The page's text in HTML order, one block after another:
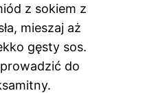
z sokiem z
mieszaj aż
gęsty sos.
do